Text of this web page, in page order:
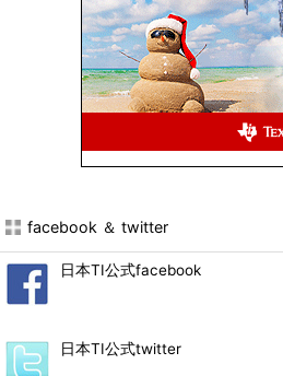
facebook ＆ twitter
日本TI公式facebook
日本TI公式twitter